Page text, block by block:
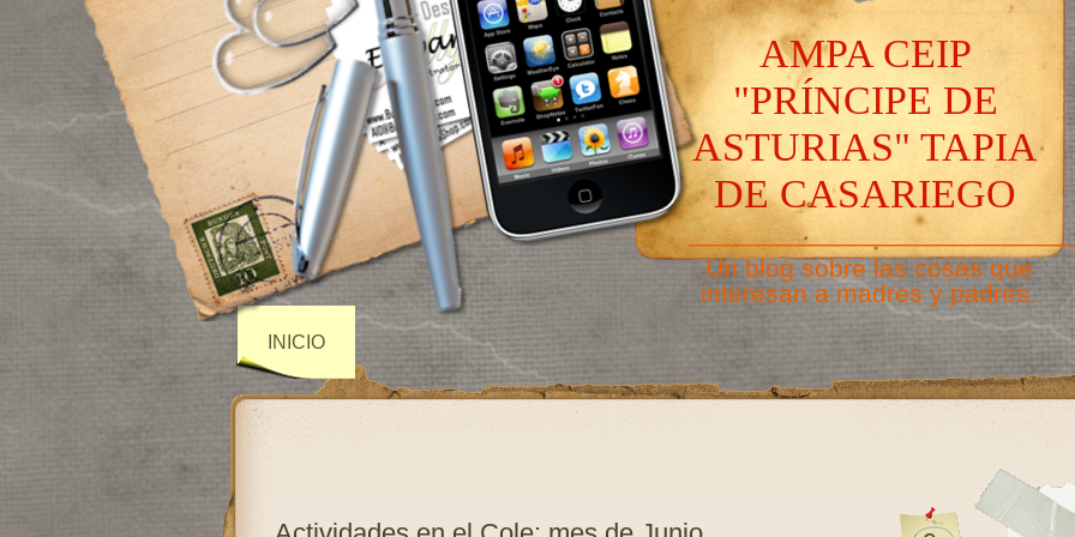
AMPA CEIP
"PRÍNCIPE DE
ASTURIAS" TAPIA
DE CASARIEGO
Un blog sobre las cosas que
interesan a madres y padres.
INICIO